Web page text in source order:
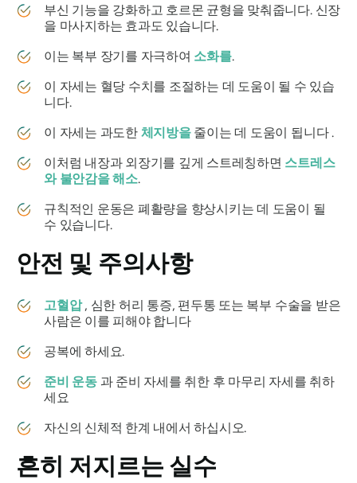
부신 기능을 강화하고 호르몬 균형을 맞춰줍니다. 신장
을 마사지하는 효과도 있습니다.
이는 복부 장기를 자극하여 소화를.
이 자세는 혈당 수치를 조절하는 데 도움이 될 수 있습
니다.
이 자세는 과도한 체지방을줄이는 데 도움이 됩니다 .
이처럼 내장과 외장기를 깊게 스트레칭하면 스트레스
와 불안감을 해소.
규칙적인 운동은 폐활량을 향상시키는 데 도움이 될
수 있습니다.
안전 및 주의사항
고혈압, 심한 허리 통증, 편두통 또는 복부 수술을 받은
사람은 이를 피해야 합니다
공복에 하세요.
준비 운동과 준비 자세를 취한 후 마무리 자세를 취하
세요
자신의 신체적 한계 내에서 하십시오.
흔히 저지르는 실수